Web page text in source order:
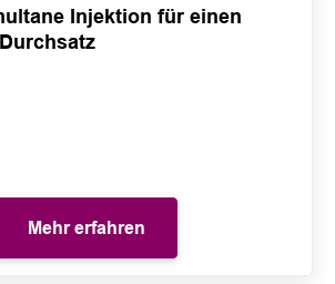
Injektion für einen
Mehr erfahren